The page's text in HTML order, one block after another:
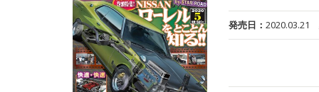
発売日：2020.03.21